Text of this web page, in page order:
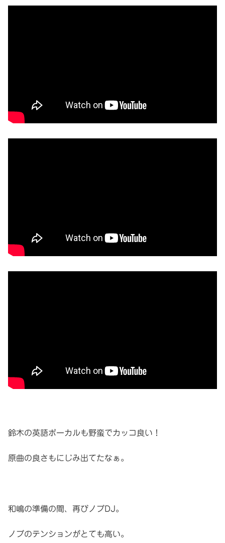
鈴木の英語ボーカルも野蛮でカッコ良い！
原曲の良さもにじみ出てたなぁ。
和嶋の準備の間、再びノブDJ。
ノブのテンションがとても高い。